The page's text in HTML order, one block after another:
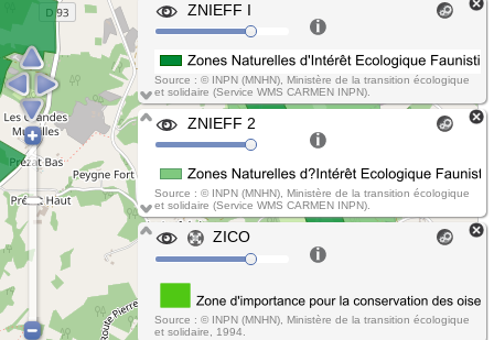
ZNIEFF I
Source : © INPN (MNHN), Ministère de la transition écologique
et solidaire (Service WMS CARMEN INPN).
ZNIEFF 2
Source : © INPN (MNHN), Ministère de la transition écologique
et solidaire (Service WMS CARMEN INPN).
ZICO
Source : © INPN (MNHN), Ministère de la transition écologique
et solidaire, 1994.